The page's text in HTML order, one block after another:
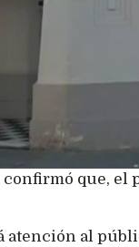
que, el
atención al